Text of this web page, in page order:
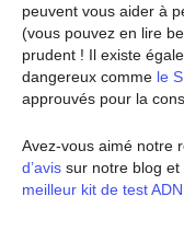
peuvent vous aider à
(vous pouvez en lire
prudent ! Il existe
dangereux comme le
approuvés pour la
Avez-vous aimé notre
d’avis sur notre blog
meilleur kit de test